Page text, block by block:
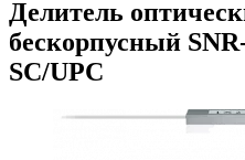
Делитель
бескорпусный
SC/UPC